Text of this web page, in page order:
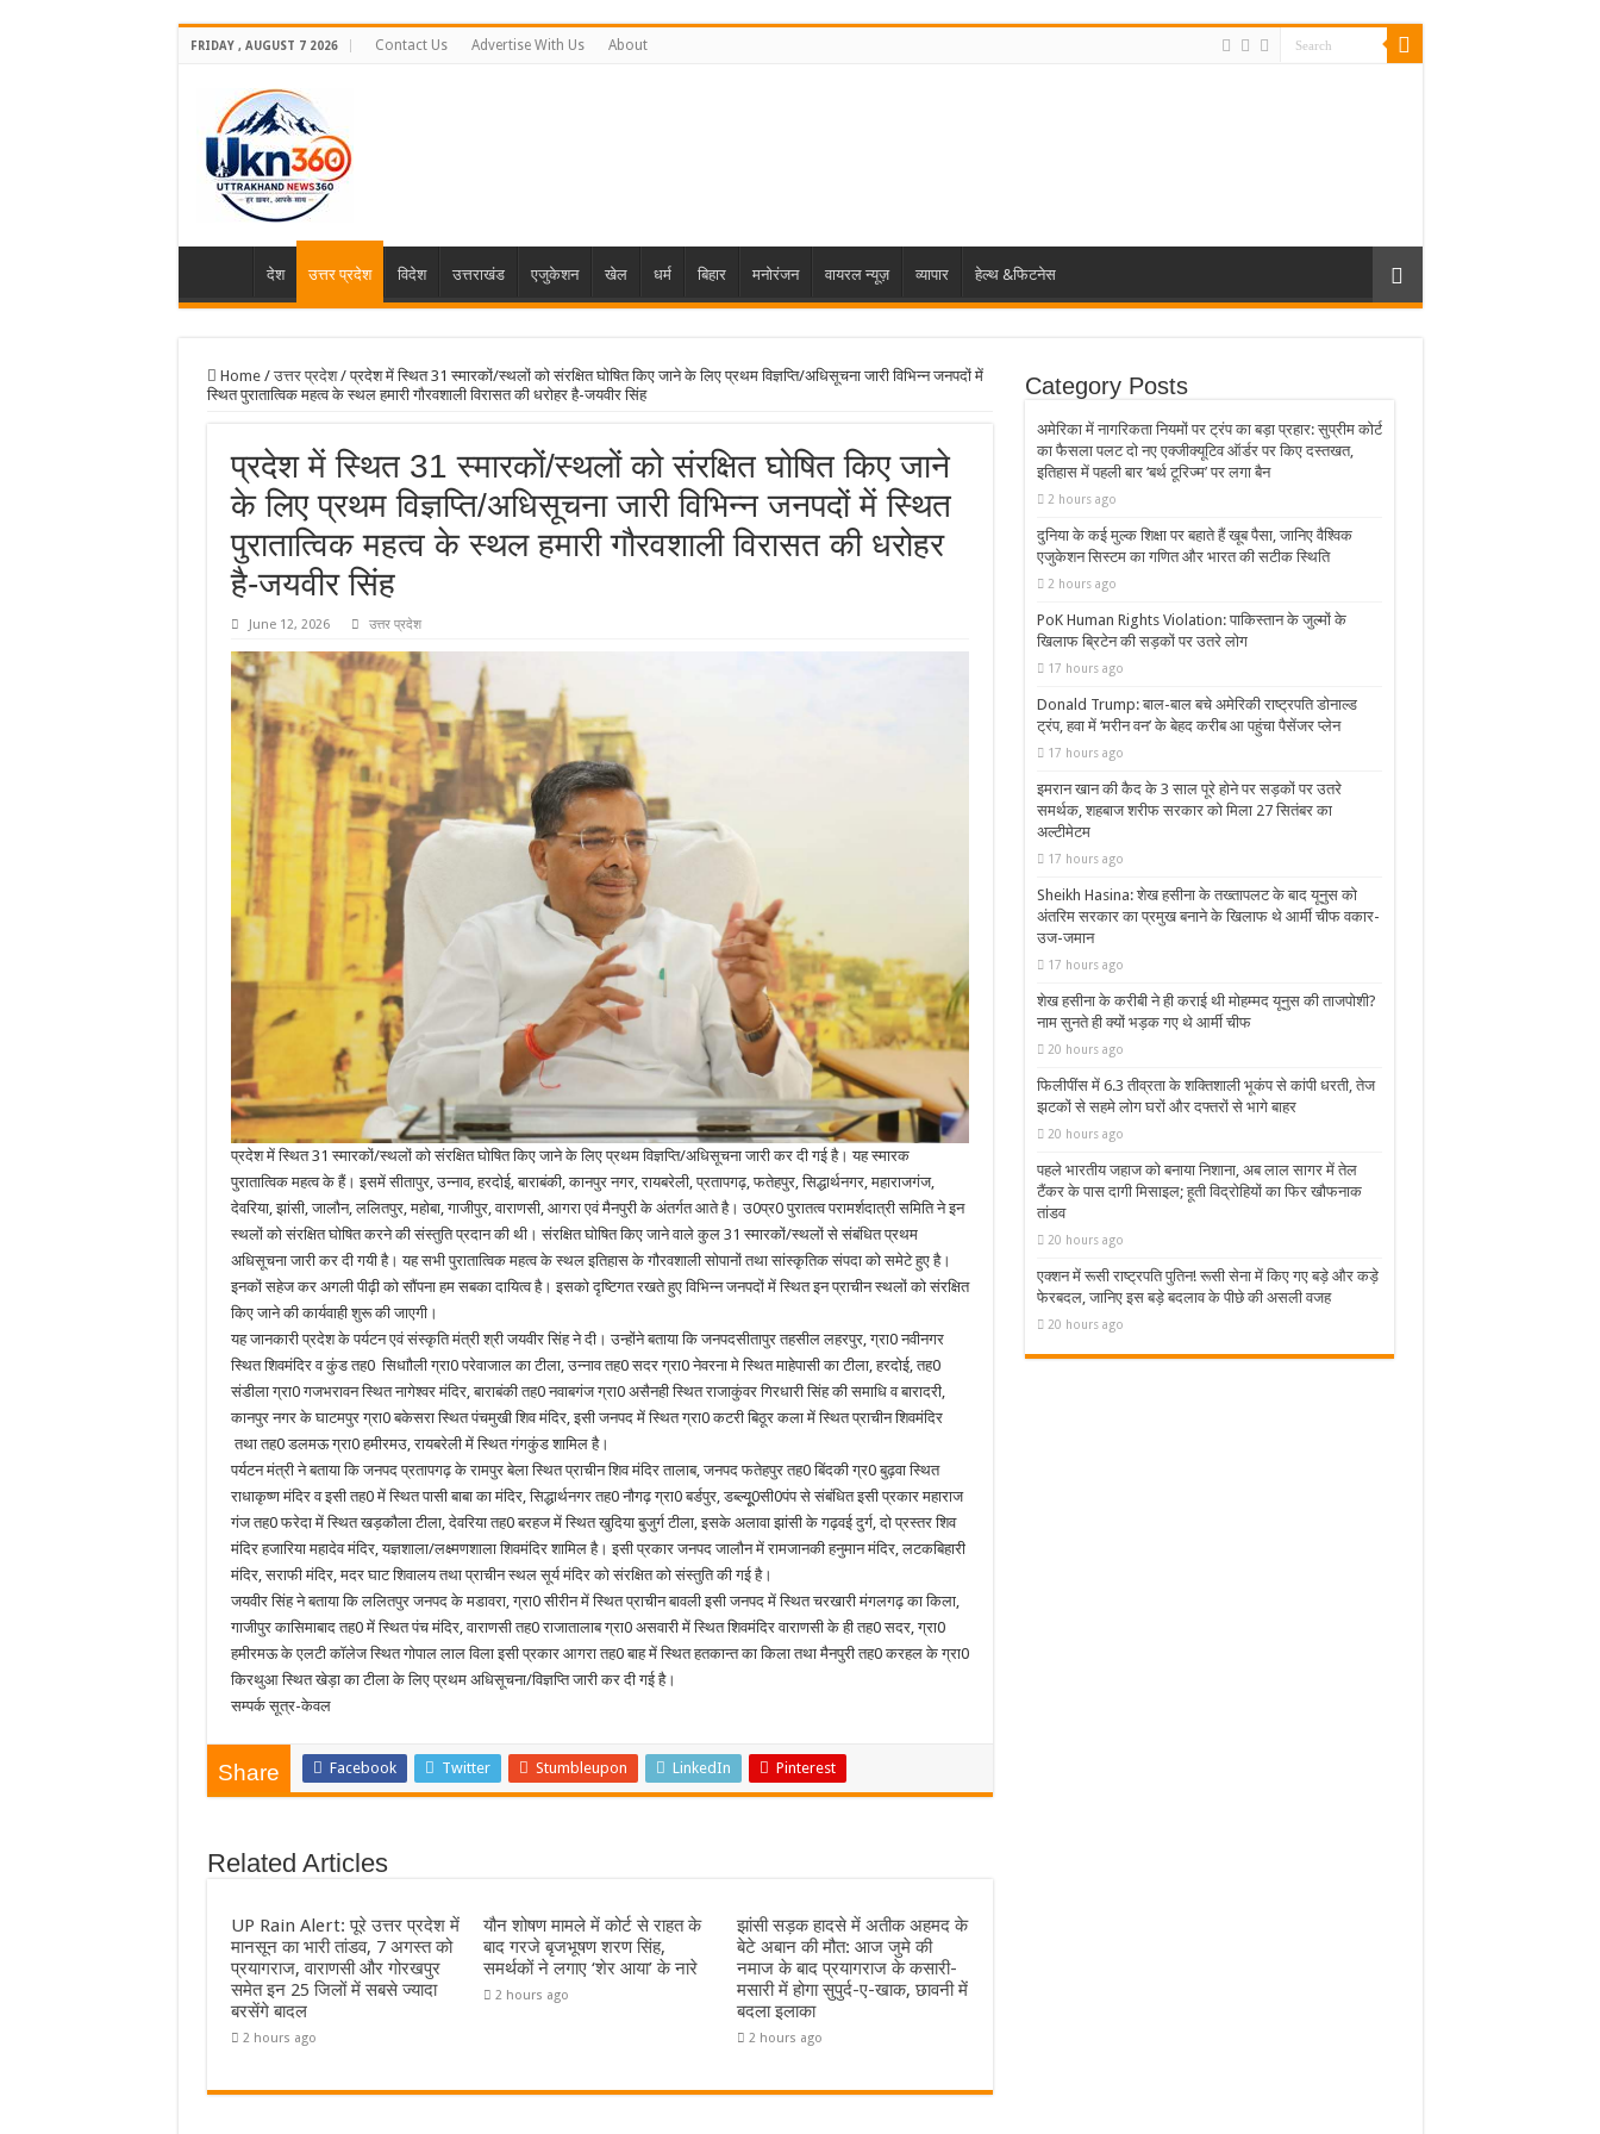
FRIDAY , AUGUST 7 2026 Contact Us Advertise With Us About
देश उत्तर प्रदेश विदेश उत्तराखंड एजुकेशन खेल धर्म बिहार मनोरंजन वायरल न्यूज़ व्यापार हेल्थ &फिटनेस
Home / उत्तर प्रदेश / प्रदेश में स्थित 31 स्मारकों/स्थलों को संरक्षित घोषित किए जाने के लिए प्रथम विज्ञप्ति/अधिसूचना जारी विभिन्न जनपदों में
स्थित पुरातात्विक महत्व के स्थल हमारी गौरवशाली विरासत की धरोहर है-जयवीर सिंह
प्रदेश में स्थित 31 स्मारकों/स्थलों को संरक्षित घोषित किए जाने
के लिए प्रथम विज्ञप्ति/अधिसूचना जारी विभिन्न जनपदों में स्थित
पुरातात्विक महत्व के स्थल हमारी गौरवशाली विरासत की धरोहर
है-जयवीर सिंह
June 12, 2026 उत्तर प्रदेश
प्रदेश में स्थित 31 स्मारकों/स्थलों को संरक्षित घोषित किए जाने के लिए प्रथम विज्ञप्ति/अधिसूचना जारी कर दी गई है। यह स्मारक
पुरातात्विक महत्व के हैं। इसमें सीतापुर, उन्नाव, हरदोई, बाराबंकी, कानपुर नगर, रायबरेली, प्रतापगढ़, फतेहपुर, सिद्धार्थनगर, महाराजगंज,
देवरिया, झांसी, जालौन, ललितपुर, महोबा, गाजीपुर, वाराणसी, आगरा एवं मैनपुरी के अंतर्गत आते है। उ0प्र0 पुरातत्व परामर्शदात्री समिति ने इन
स्थलों को संरक्षित घोषित करने की संस्तुति प्रदान की थी। संरक्षित घोषित किए जाने वाले कुल 31 स्मारकों/स्थलों से संबंधित प्रथम
अधिसूचना जारी कर दी गयी है। यह सभी पुरातात्विक महत्व के स्थल इतिहास के गौरवशाली सोपानों तथा सांस्कृतिक संपदा को समेटे हुए है।
इनकों सहेज कर अगली पीढ़ी को सौंपना हम सबका दायित्व है। इसको दृष्टिगत रखते हुए विभिन्न जनपदों में स्थित इन प्राचीन स्थलों को संरक्षित
किए जाने की कार्यवाही शुरू की जाएगी।
यह जानकारी प्रदेश के पर्यटन एवं संस्कृति मंत्री श्री जयवीर सिंह ने दी। उन्होंने बताया कि जनपदसीतापुर तहसील लहरपुर, ग्रा0 नवीनगर
स्थित शिवमंदिर व कुंड तह0 सिधाौली ग्रा0 परेवाजाल का टीला, उन्नाव तह0 सदर ग्रा0 नेवरना मे स्थित माहेपासी का टीला, हरदोई, तह0
संडीला ग्रा0 गजभरावन स्थित नागेश्वर मंदिर, बाराबंकी तह0 नवाबगंज ग्रा0 असैनही स्थित राजाकुंवर गिरधारी सिंह की समाधि व बारादरी,
कानपुर नगर के घाटमपुर ग्रा0 बकेसरा स्थित पंचमुखी शिव मंदिर, इसी जनपद में स्थित ग्रा0 कटरी बिठूर कला में स्थित प्राचीन शिवमंदिर
तथा तह0 डलमऊ ग्रा0 हमीरमउ, रायबरेली में स्थित गंगकुंड शामिल है।
पर्यटन मंत्री ने बताया कि जनपद प्रतापगढ़ के रामपुर बेला स्थित प्राचीन शिव मंदिर तालाब, जनपद फतेहपुर तह0 बिंदकी ग्र0 बुढ़वा स्थित
राधाकृष्ण मंदिर व इसी तह0 में स्थित पासी बाबा का मंदिर, सिद्धार्थनगर तह0 नौगढ़ ग्रा0 बर्डपुर, डब्ल्यूू0सी0पंप से संबंधित इसी प्रकार महाराज
गंज तह0 फरेदा में स्थित खड़कौला टीला, देवरिया तह0 बरहज में स्थित खुदिया बुजुर्ग टीला, इसके अलावा झांसी के गढ़वई दुर्ग, दो प्रस्तर शिव
मंदिर हजारिया महादेव मंदिर, यज्ञशाला/लक्ष्मणशाला शिवमंदिर शामिल है। इसी प्रकार जनपद जालौन में रामजानकी हनुमान मंदिर, लटकबिहारी
मंदिर, सराफी मंदिर, मदर घाट शिवालय तथा प्राचीन स्थल सूर्य मंदिर को संरक्षित को संस्तुति की गई है।
जयवीर सिंह ने बताया कि ललितपुर जनपद के मडावरा, ग्रा0 सीरीन में स्थित प्राचीन बावली इसी जनपद में स्थित चरखारी मंगलगढ़ का किला,
गाजीपुर कासिमाबाद तह0 में स्थित पंच मंदिर, वाराणसी तह0 राजातालाब ग्रा0 असवारी में स्थित शिवमंदिर वाराणसी के ही तह0 सदर, ग्रा0
हमीरमऊ के एलटी कॉलेज स्थित गोपाल लाल विला इसी प्रकार आगरा तह0 बाह में स्थित हतकान्त का किला तथा मैनपुरी तह0 करहल के ग्रा0
किरथुआ स्थित खेड़ा का टीला के लिए प्रथम अधिसूचना/विज्ञप्ति जारी कर दी गई है।
सम्पर्क सूत्र-केवल
Share Facebook Twitter Stumbleupon LinkedIn Pinterest
Related Articles
UP Rain Alert: पूरे उत्तर प्रदेश में
मानसून का भारी तांडव, 7 अगस्त को
प्रयागराज, वाराणसी और गोरखपुर
समेत इन 25 जिलों में सबसे ज्यादा
बरसेंगे बादल
2 hours ago
यौन शोषण मामले में कोर्ट से राहत के
बाद गरजे बृजभूषण शरण सिंह,
समर्थकों ने लगाए ‘शेर आया’ के नारे
2 hours ago
झांसी सड़क हादसे में अतीक अहमद के
बेटे अबान की मौत: आज जुमे की
नमाज के बाद प्रयागराज के कसारी-
मसारी में होगा सुपुर्द-ए-खाक, छावनी में
बदला इलाका
2 hours ago
Category Posts
अमेरिका में नागरिकता नियमों पर ट्रंप का बड़ा प्रहार: सुप्रीम कोर्ट
का फैसला पलट दो नए एक्जीक्यूटिव ऑर्डर पर किए दस्तखत,
इतिहास में पहली बार ‘बर्थ टूरिज्म’ पर लगा बैन
2 hours ago
दुनिया के कई मुल्क शिक्षा पर बहाते हैं खूब पैसा, जानिए वैश्विक
एजुकेशन सिस्टम का गणित और भारत की सटीक स्थिति
2 hours ago
PoK Human Rights Violation: पाकिस्तान के जुल्मों के
खिलाफ ब्रिटेन की सड़कों पर उतरे लोग
17 hours ago
Donald Trump: बाल-बाल बचे अमेरिकी राष्ट्रपति डोनाल्ड
ट्रंप, हवा में ‘मरीन वन’ के बेहद करीब आ पहुंचा पैसेंजर प्लेन
17 hours ago
इमरान खान की कैद के 3 साल पूरे होने पर सड़कों पर उतरे
समर्थक, शहबाज शरीफ सरकार को मिला 27 सितंबर का
अल्टीमेटम
17 hours ago
Sheikh Hasina: शेख हसीना के तख्तापलट के बाद यूनुस को
अंतरिम सरकार का प्रमुख बनाने के खिलाफ थे आर्मी चीफ वकार-
उज-जमान
17 hours ago
शेख हसीना के करीबी ने ही कराई थी मोहम्मद यूनुस की ताजपोशी?
नाम सुनते ही क्यों भड़क गए थे आर्मी चीफ
20 hours ago
फिलीपींस में 6.3 तीव्रता के शक्तिशाली भूकंप से कांपी धरती, तेज
झटकों से सहमे लोग घरों और दफ्तरों से भागे बाहर
20 hours ago
पहले भारतीय जहाज को बनाया निशाना, अब लाल सागर में तेल
टैंकर के पास दागी मिसाइल; हूती विद्रोहियों का फिर खौफनाक
तांडव
20 hours ago
एक्शन में रूसी राष्ट्रपति पुतिन! रूसी सेना में किए गए बड़े और कड़े
फेरबदल, जानिए इस बड़े बदलाव के पीछे की असली वजह
20 hours ago